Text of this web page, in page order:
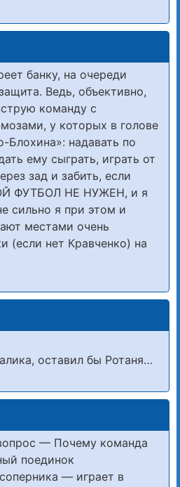
банку, на очереди
Ведь, объективно,
команду с
у которых в голове
Блохина»: надавать по
ему сыграть, играть от
зад и забить, если
ФУТБОЛ НЕ НУЖЕН, и я
сильно я при этом и
местами очень
(если нет Кравченко) на
оставил бы Ротаня…
— Почему команда
поединок
— играет в